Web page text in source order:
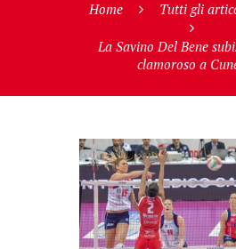
Home Tutti gli
La Savino Del Bene
clamoroso a